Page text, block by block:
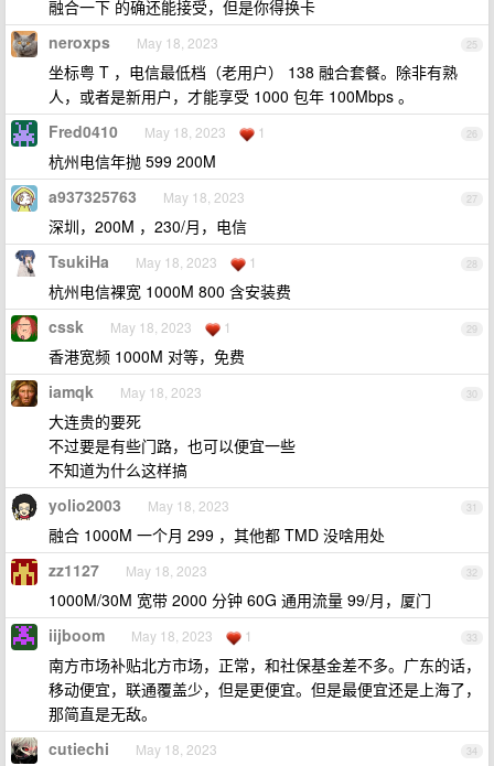
融合一下 的确还能接受，但是你得换卡
25
neroxps May 18, 2023
坐标粤 T ，电信最低档（老用户） 138 融合套餐。除非有熟
人，或者是新用户，才能享受 1000 包年 100Mbps 。
26
Fred0410 May 18, 2023 1
杭州电信年抛 599 200M
27
a937325763 May 18, 2023
深圳，200M ，230/月，电信
28
TsukiHa May 18, 2023 1
杭州电信裸宽 1000M 800 含安装费
29
cssk May 18, 2023 1
香港宽频 1000M 对等，免费
30
iamqk May 18, 2023
大连贵的要死
不过要是有些门路，也可以便宜一些
不知道为什么这样搞
31
yolio2003 May 18, 2023
融合 1000M 一个月 299 ，其他都 TMD 没啥用处
32
zz1127 May 18, 2023
1000M/30M 宽带 2000 分钟 60G 通用流量 99/月，厦门
33
iijboom May 18, 2023 1
南方市场补贴北方市场，正常，和社保基金差不多。广东的话，
移动便宜，联通覆盖少，但是更便宜。但是最便宜还是上海了，
那简直是无敌。
34
cutiechi May 18, 2023